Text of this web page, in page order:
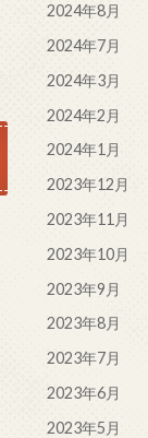
2024年8月
2024年7月
2024年3月
2024年2月
2024年1月
2023年12月
2023年11月
2023年10月
2023年9月
2023年8月
2023年7月
2023年6月
2023年5月